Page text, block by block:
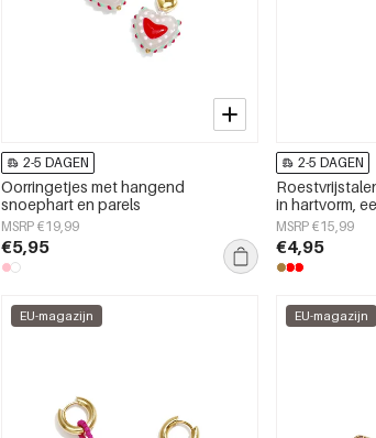
2-5 DAGEN
Oorringetjes met hangend
snoephart en parels
MSRP €19,99
€5,95
2-5 DAGEN
in hartvorm,
serie,
MSRP €15,99
€4,95
EU-magazijn EU-magazijn